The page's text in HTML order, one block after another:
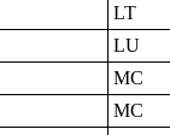
LT
LU
MC
MC